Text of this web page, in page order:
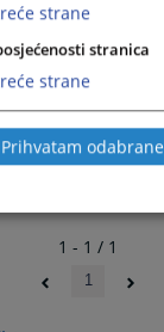
1 - 1 / 1
1
strane
stranica
strane
Prihvatam odabrane